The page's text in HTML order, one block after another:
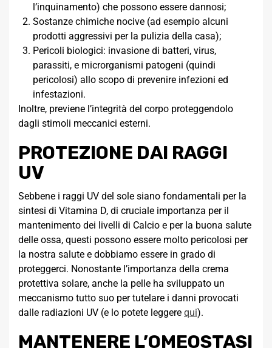
l’inquinamento) che possono essere dannosi;
Sostanze chimiche nocive (ad esempio alcuni
prodotti aggressivi per la pulizia della casa);
Pericoli biologici: invasione di batteri, virus,
parassiti, e microrganismi patogeni (quindi
pericolosi) allo scopo di prevenire infezioni ed
infestazioni.
Inoltre, previene l’integrità del corpo proteggendolo
dagli stimoli meccanici esterni.
PROTEZIONE DAI RAGGI
UV
Sebbene i raggi UV del sole siano fondamentali per la
sintesi di Vitamina D, di cruciale importanza per il
mantenimento dei livelli di Calcio e per la buona salute
delle ossa, questi possono essere molto pericolosi per
la nostra salute e dobbiamo essere in grado di
proteggerci. Nonostante l’importanza della crema
protettiva solare, anche la pelle ha sviluppato un
meccanismo tutto suo per tutelare i danni provocati
dalle radiazioni UV (e lo potete leggere qui).
MANTENERE L’OMEOSTASI